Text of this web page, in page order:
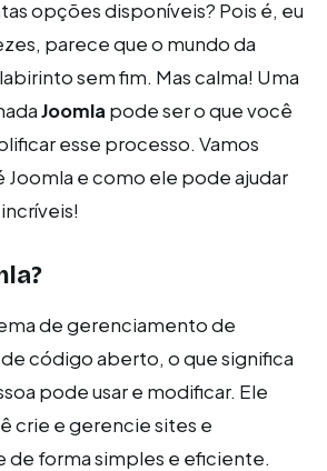
opções disponíveis? Pois é, eu
parece que o mundo da
sem fim. Mas calma! Uma
Joomla pode ser o que você
esse processo. Vamos
Joomla e como ele pode ajudar
de gerenciamento de
código aberto, o que significa
pode usar e modificar. Ele
crie e gerencie sites e
de forma simples e eficiente.